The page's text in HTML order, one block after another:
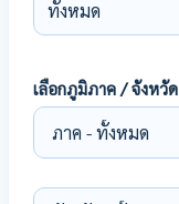
เลือกภูมิภาค / จังหวัด